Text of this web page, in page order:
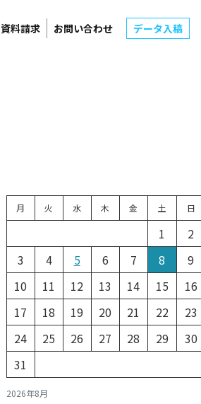
資料請求 お問い合わせ データ入稿
2026年8月
月 火 水 木 金 土 日
1
2
3
4 5 6 7 8
9
10
11 12 13 14 15
16
17
18 19 20 21 22
23
24
25 26 27 28 29
30
31